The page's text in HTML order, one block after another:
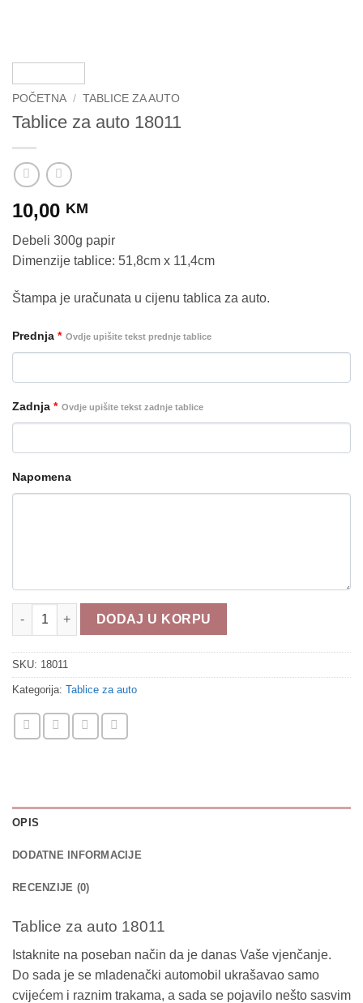
POČETNA / TABLICE ZA AUTO
Tablice za auto 18011
10,00 KM
Debeli 300g papir
Dimenzije tablice: 51,8cm x 11,4cm
Štampa je uračunata u cijenu tablica za auto.
Prednja * Ovdje upišite tekst prednje tablice
Zadnja * Ovdje upišite tekst zadnje tablice
Napomena
Tablice za auto 18011 količina
DODAJ U KORPU
SKU: 18011
Kategorija: Tablice za auto
OPIS
DODATNE INFORMACIJE
RECENZIJE (0)
Tablice za auto 18011
Istaknite na poseban način da je danas Vaše vjenčanje.
Do sada je se mladenački automobil ukrašavao samo
cvijećem i raznim trakama, a sada se pojavilo nešto sasvim